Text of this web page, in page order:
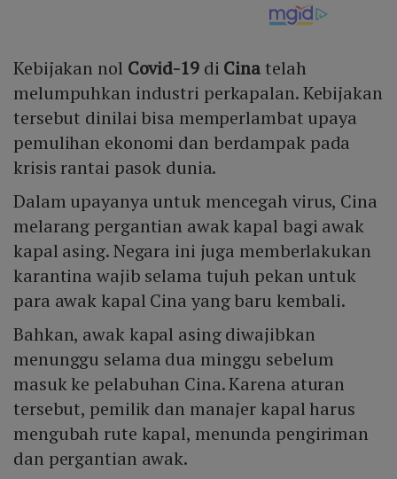
Kebijakan nol Covid-19di Cinatelah
melumpuhkan industri perkapalan. Kebijakan
tersebut dinilai bisa memperlambat upaya
pemulihan ekonomi dan berdampak pada
krisis rantai pasok dunia.
Dalam upayanya untuk mencegah virus, Cina
melarang pergantian awak kapal bagi awak
kapal asing. Negara ini juga memberlakukan
karantina wajib selama tujuh pekan untuk
para awak kapal Cina yang baru kembali.
Bahkan, awak kapal asing diwajibkan
menunggu selama dua minggu sebelum
masuk ke pelabuhan Cina. Karena aturan
tersebut, pemilik dan manajer kapal harus
mengubah rute kapal, menunda pengiriman
dan pergantian awak.